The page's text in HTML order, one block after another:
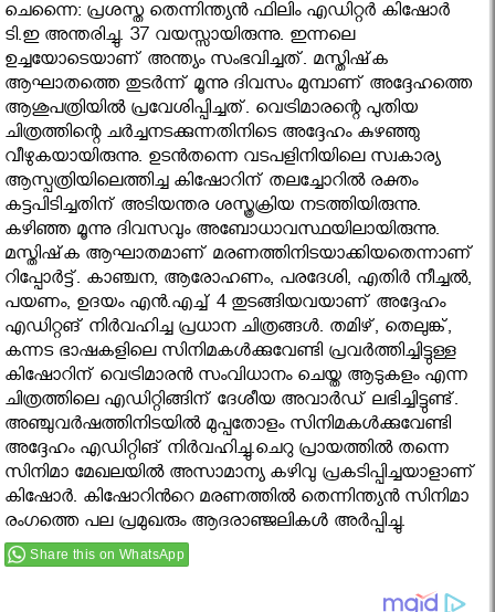
ചെന്നൈ: പ്രശസ്ത തെന്നിന്ത്യന്‍ ഫിലിം എഡിറ്റര്‍ കിഷോര്‍
ടി.ഇ അന്തരിച്ചു. 37 വയസ്സായിരുന്നു. ഇന്നലെ
ഉച്ചയോടെയാണ് അന്ത്യം സംഭവിച്ചത്. മസ്തിഷ്‌ക
ആഘാതത്തെ തുടര്‍ന്ന് മൂന്നു ദിവസം മുമ്പാണ് അദ്ദേഹത്തെ
ആശുപത്രിയിൽ പ്രവേശിപ്പിച്ചത്. വെട്രിമാരന്റെ പുതിയ
ചിത്രത്തിന്റെ ചര്‍ച്ചനടക്കുന്നതിനിടെ അദ്ദേഹം കുഴഞ്ഞു
വീഴുകയായിരുന്നു. ഉടന്‍തന്നെ വടപളിനിയിലെ സ്വകാര്യ
ആസ്പത്രിയിലെത്തിച്ച കിഷോറിന് തലച്ചോറില്‍ രക്തം
കട്ടപിടിച്ചതിന് അടിയന്തര ശസ്ത്രക്രിയ നടത്തിയിരുന്നു.
കഴിഞ്ഞ മൂന്നു ദിവസവും അബോധാവസ്ഥയിലായിരുന്നു.
മസ്തിഷ്‌ക ആഘാതമാണ് മരണത്തിനിടയാക്കിയതെന്നാണ്
റിപ്പോര്‍ട്ട്. കാഞ്ചന, ആരോഹണം, പരദേശി, എതിര്‍ നീച്ചല്‍,
പയണം, ഉദയം എന്‍.എച്ച് 4 തുടങ്ങിയവയാണ് അദ്ദേഹം
എഡിറ്റങ് നിര്‍വഹിച്ച പ്രധാന ചിത്രങ്ങള്‍. തമിഴ്, തെലുങ്ക്,
കന്നട ഭാഷകളിലെ സിനിമകള്‍ക്കുവേണ്ടി പ്രവർത്തിച്ചിട്ടുള്ള
കിഷോറിന് വെട്രിമാരന്‍ സംവിധാനം ചെയ്ത ആടുകളം എന്ന
ചിത്രത്തിലെ എഡിറ്റിങ്ങിന് ദേശീയ അവാർഡ് ലഭിച്ചിട്ടുണ്ട്.
അഞ്ചുവര്‍ഷത്തിനിടയില്‍ മുപ്പതോളം സിനിമകള്‍ക്കുവേണ്ടി
അദ്ദേഹം എഡിറ്റിങ് നിര്‍വഹിച്ചു.ചെറു പ്രായത്തില്‍ തന്നെ
സിനിമാ മേഖലയില്‍ അസാമാന്യ കഴിവു പ്രകടിപ്പിച്ചയാളാണ്
കിഷോര്‍. കിഷോറിൻറെ മരണത്തിൽ തെന്നിന്ത്യന്‍ സിനിമാ
രംഗത്തെ പല പ്രമുഖരും ആദരാഞ്ജലികൾ അർപ്പിച്ചു.
Share this on WhatsApp